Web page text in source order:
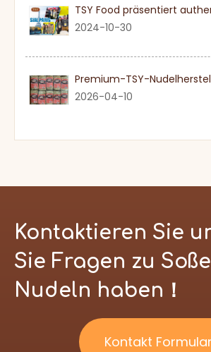
2024-10-30
2026-04-10
Kontaktieren Sie
Sie Fragen zu
Nudeln haben！
Kontakt Formular